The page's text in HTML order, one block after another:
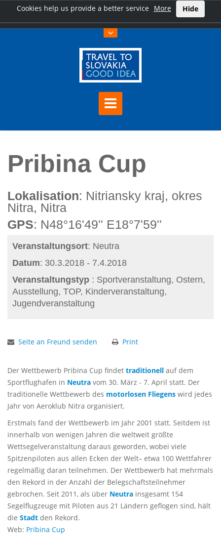
Cookies help us provide a better service More Hide
Pribina Cup
Lokalisation: Nitriansky kraj, okres
Nitra, Nitra
GPS: N48°16'49'' E18°7'59''
Veranstaltungsort: Neutra
Datum: 30.3.2018 - 7.4.2018
Veranstaltungstyp : Sportveranstaltung, Ostern,
Ausstellung, TOP, Kinderveranstaltung,
Jugendveranstaltung
Seite an Freund senden Print
Der Wettbewerb Pribina Cup findet traditionell auf dem
Sportflughafen in Neutra vom 30. März - 7. April statt. Der
traditionelle Wettbewerb des motorlosen Fliegens wird jedes
Jahr von Aeroklub Nitra organisiert.
Erstmals fand der Wettbewerb im Jahr 2001 statt. Seitdem ist
innerhalb von wenigen Jahren die weltweit größte
Wettsegelveranstaltung daraus geworden, wobei viele
Spitzenpiloten aus allen Ecken der Welt– etwa 100 Wettfahrer
regelmäßig daran teilnehmen. Der Wettbewerb hat mehrmals
den Rekord in der Anzahl der Belegschaftsteilnehmer
gebrochen. Seit 2011, als über Neutra insgesamt 154
Segelflugzeuge mit Piloten aus 21 Ländern geflogen sind, hält
die Stadt den Rekord.
Web: Pribina Cup